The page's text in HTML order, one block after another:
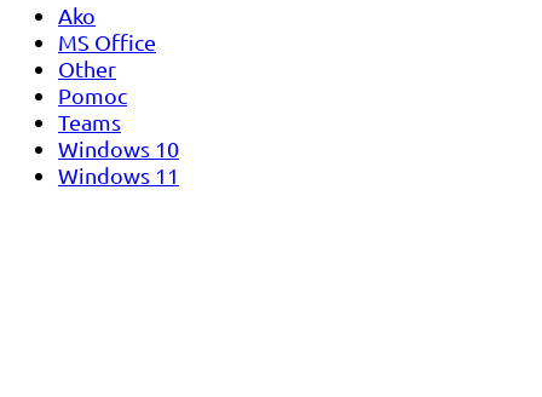
Ako
MS Office
Other
Pomoc
Teams
Windows 10
Windows 11